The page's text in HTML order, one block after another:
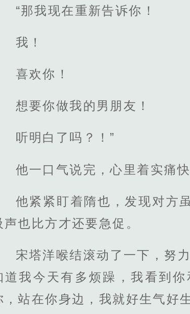
“那我现在重新告诉你！
我！
喜欢你！
想要你做我的男朋友！
听明白了吗？！”
他一口气说完，心里着实痛快
他紧紧盯着隋也，发现对方
声也比方才还要急促。
宋塔洋喉结滚动了一下，努
道我今天有多烦躁，我看到
，站在你身边，我就好生气好